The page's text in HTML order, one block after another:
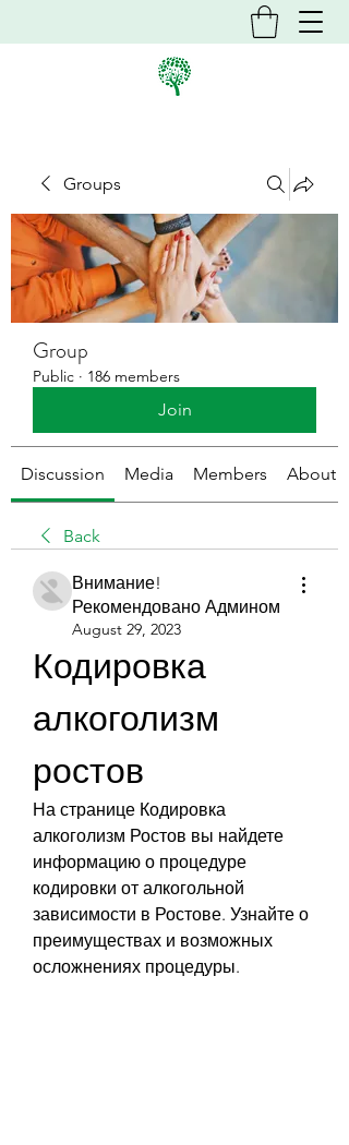
Groups
Group
Public · 186 members
Join
Discussion Media Members About
Back
Внимание!
Рекомендовано Админом
August 29, 2023
Кодировка
алкоголизм
ростов
На странице Кодировка
алкоголизм Ростов вы найдете
информацию о процедуре
кодировки от алкогольной
зависимости в Ростове. Узнайте о
преимуществах и возможных
осложнениях процедуры.